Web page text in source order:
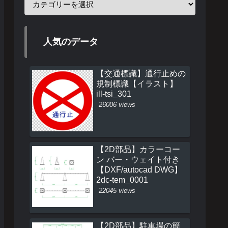
人気のデータ
【交通標識】通行止めの
規制標識【イラスト】
ill-tsi_301
26006 views
【2D部品】カラーコー
ン バー・ウェイト付き
【DXF/autocad DWG】
2dc-tem_0001
22045 views
【2D部品】駐車場の簡